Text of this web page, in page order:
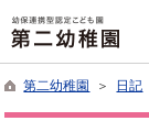
第二幼稚園 ＞ 日記